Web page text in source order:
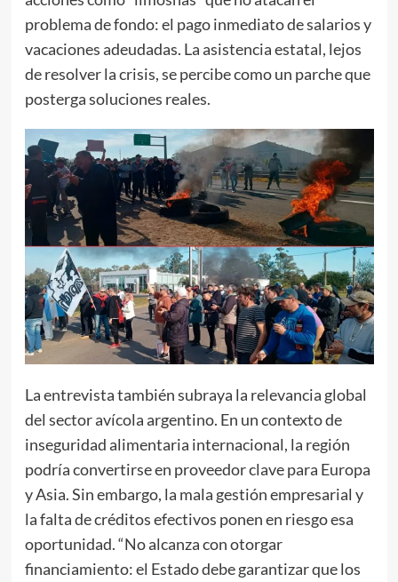
problema de fondo: el pago inmediato de salarios y
vacaciones adeudadas. La asistencia estatal, lejos
de resolver la crisis, se percibe como un parche que
posterga soluciones reales.
La entrevista también subraya la relevancia global
del sector avícola argentino. En un contexto de
inseguridad alimentaria internacional, la región
podría convertirse en proveedor clave para Europa
y Asia. Sin embargo, la mala gestión empresarial y
la falta de créditos efectivos ponen en riesgo esa
oportunidad. “No alcanza con otorgar
financiamiento: el Estado debe garantizar que los